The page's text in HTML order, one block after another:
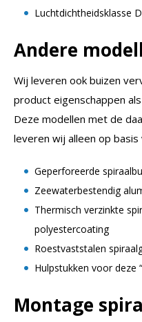
Luchtdichtheidsklasse
Andere
Wij leveren ook buizen
product eigenschappen
Deze modellen met de
leveren wij alleen op basis
Geperforeerde
Zeewaterbestendig
Thermisch verzinkte
polyestercoating
Roestvaststalen
Hulpstukken voor deze
Montage